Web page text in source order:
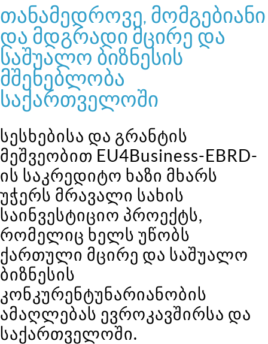
თანამედროვე, მომგებიანი
და მდგრადი მცირე და
საშუალო ბიზნესის
მშენებლობა
საქართველოში
სესხებისა და გრანტის
მეშვეობით EU4Business-EBRD-
ის საკრედიტო ხაზი მხარს
უჭერს მრავალი სახის
საინვესტიციო პროექტს,
რომელიც ხელს უწობს
ქართული მცირე და საშუალო
ბიზნესის
კონკურენტუნარიანობის
ამაღლებას ევროკავშირსა და
საქართველოში.